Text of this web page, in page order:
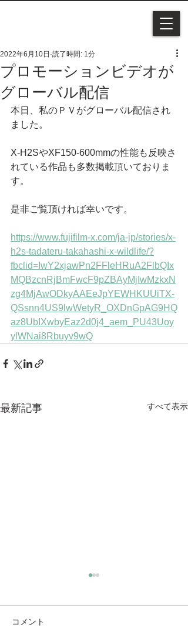
プロモーションビデオが
グローバル配信
2022年6月10日 読了時間: 1分
本日、私のＰＶがグローバル配信され
ました。
X-H2SやXF150-600mmの性能も反映さ
れている作品も多数掲載頂いておりま
す。
是非ご覧頂ければ幸いです。
https://www.fujifilm-x.com/ja-jp/stories/x-
h2s-tadateru-takahashi-x-wildlife/?
fbclid=IwY2xjawPn2FFleHRuA2FlbQIx
MQBzcnRjBmFwcF9pZBAyMjIwMzkxN
zg4MjAwODkyAAEeJpYEWHKUUiTX-
QSsnn4US9lwWetyR_OXDnGpAG9HQ
az8UbIXwbyEaz2d0j4_aem_PU43Uoy
ylWNai8Rbuyv9wQ
最新記事 すべて表示
コメント